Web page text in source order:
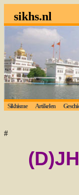
sikhs.nl
Sikhisme Artikelen
#